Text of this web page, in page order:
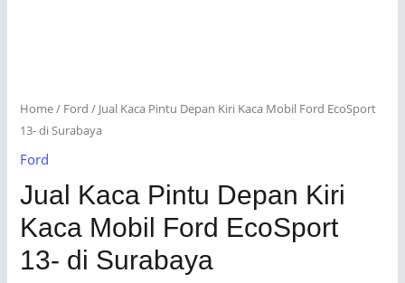
Home/ Ford / Jual Kaca Pintu Depan Kiri Kaca Mobil Ford EcoSport
13- di Surabaya
Ford
Jual Kaca Pintu Depan Kiri
Kaca Mobil Ford EcoSport
13- di Surabaya